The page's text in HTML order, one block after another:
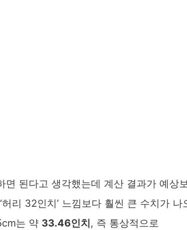
된다고 생각했는데 계산 결과가 예상
리 32인치’ 느낌보다 훨씬 큰 수치가 나
는 약 33.46인치, 즉 통상적으로